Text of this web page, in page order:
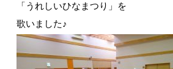
「うれしいひなまつり」を
歌いました♪